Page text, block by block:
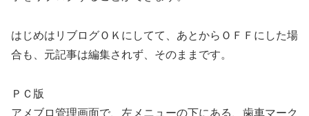
はじめはリブログＯＫにしてて、あとからＯＦＦにした場
合も、元記事は編集されず、そのままです。
ＰＣ版
アメブロ管理画面で、左メニューの下にある、歯車マーク